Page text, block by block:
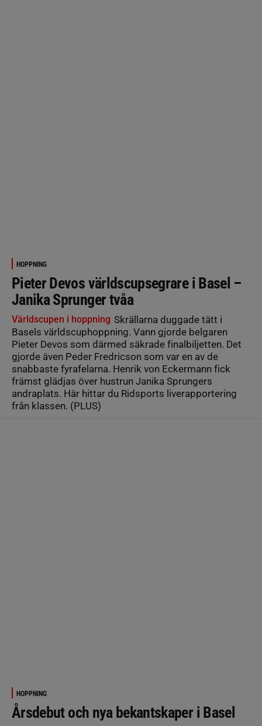
HOPPNING
Pieter Devos världscupsegrare i Basel –
Janika Sprunger tvåa
Världscupen i hoppning Skrällarna duggade tätt i
Basels världscuphoppning. Vann gjorde belgaren
Pieter Devos som därmed säkrade finalbiljetten. Det
gjorde även Peder Fredricson som var en av de
snabbaste fyrafelarna. Henrik von Eckermann fick
främst glädjas över hustrun Janika Sprungers
andraplats. Här hittar du Ridsports liverapportering
från klassen. (PLUS)
HOPPNING
Årsdebut och nya bekantskaper i Basel